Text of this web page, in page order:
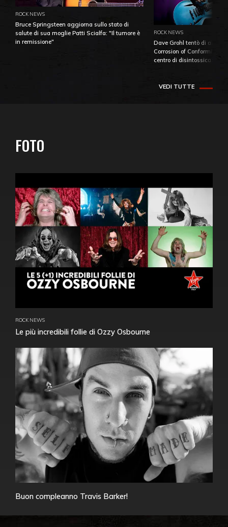
ROCK NEWS
Bruce Springsteen aggiorna sullo stato di
salute di sua moglie Patti Scialfa: "Il tumore è
in remissione"
ROCK NEWS
Dave Grohl tentò di
Corrosion of Conformity
centro di
VEDI TUTTE
FOTO
ROCK NEWS
Le più incredibili follie di Ozzy Osbourne
Buon compleanno Travis Barker!